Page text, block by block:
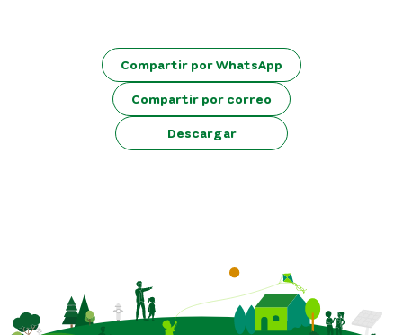
Compartir por WhatsApp
Compartir por correo
Descargar